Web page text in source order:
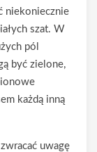
niekoniecznie
szat. W
pól
być zielone,
każdą inną
uwagę